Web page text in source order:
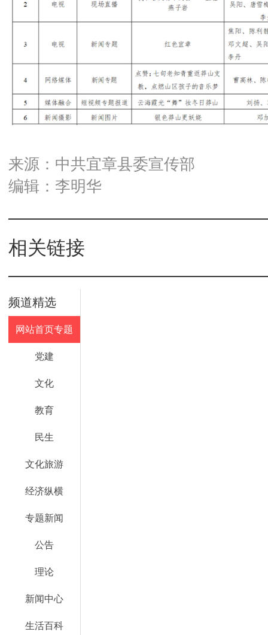
来源：中共宜章县委宣传部
编辑：李明华
相关链接
频道精选
网站首页专题
党建
文化
教育
民生
文化旅游
经济纵横
专题新闻
公告
理论
新闻中心
生活百科